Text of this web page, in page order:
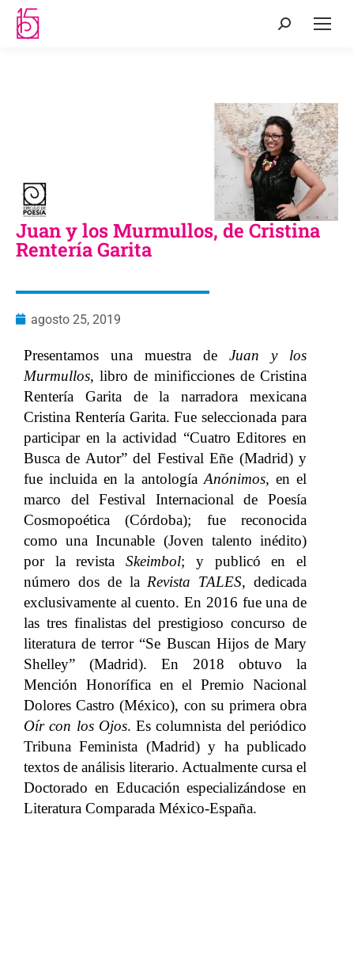
Juan y los Murmullos, de Cristina
Rentería Garita
agosto 25, 2019
Presentamos una muestra de Juan y los
Murmullos, libro de minificciones de Cristina
Rentería Garita de la narradora mexicana
Cristina Rentería Garita. Fue seleccionada para
participar en la actividad “Cuatro Editores en
Busca de Autor” del Festival Eñe (Madrid) y
fue incluida en la antología Anónimos, en el
marco del Festival Internacional de Poesía
Cosmopoética (Córdoba); fue reconocida
como una Incunable (Joven talento inédito)
por la revistaSkeimbol; y publicó en el
número dos de la Revista TALES, dedicada
exclusivamente al cuento. En 2016 fue una de
las tres finalistas del prestigioso concurso de
literatura de terror “Se Buscan Hijos de Mary
Shelley” (Madrid). En 2018 obtuvo la
Mención Honorífica en el Premio Nacional
Dolores Castro (México), con su primera obra
Oír con los Ojos. Es columnista del periódico
Tribuna Feminista (Madrid) y ha publicado
textos de análisis literario. Actualmente cursa el
Doctorado en Educación especializándose en
Literatura Comparada México-España.